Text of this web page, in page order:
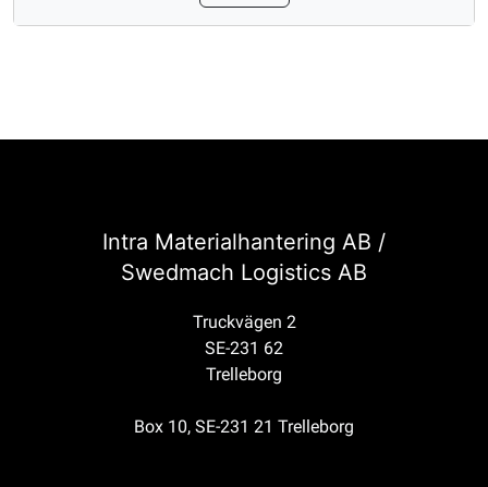
Intra Materialhantering AB /
Swedmach Logistics AB
Truckvägen 2
SE-231 62
Trelleborg
Box 10, SE-231 21 Trelleborg